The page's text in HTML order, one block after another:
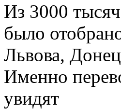
Из 3000
было
Львова,
Именно
увидят